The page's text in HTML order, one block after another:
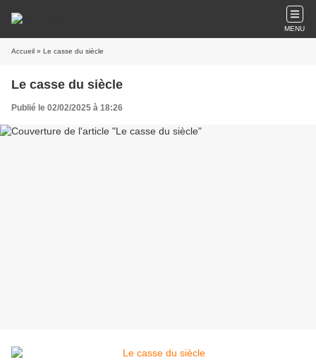
MENU
Accueil » Le casse du siècle
Le casse du siècle
Publié le 02/02/2025 à 18:26